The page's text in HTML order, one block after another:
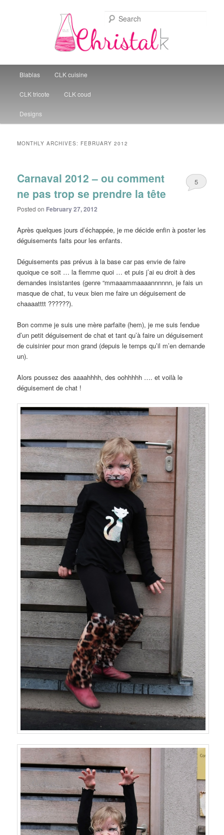
Christal Little Kitchen
Skip to primary content
Skip to secondary content
Blablas CLK cuisine
CLK tricote CLK coud
Designs
MONTHLY ARCHIVES: FEBRUARY 2012
Carnaval 2012 – ou comment
ne pas trop se prendre la tête
Posted on February 27, 2012
5
Après quelques jours d’échappée, je me décide enfin à poster les
déguisements faits pour les enfants.
Déguisements pas prévus à la base car pas envie de faire
quoique ce soit … la flemme quoi … et puis j’ai eu droit à des
demandes insistantes (genre “mmaaammaaaannnnnn, je fais un
masque de chat, tu veux bien me faire un déguisement de
chaaaatttt ??????).
Bon comme je suis une mère parfaite (hem), je me suis fendue
d’un petit déguisement de chat et tant qu’à faire un déguisement
de cuisinier pour mon grand (depuis le temps qu’il m’en demande
un).
Alors poussez des aaaahhhh, des oohhhhh …. et voilà le
déguisement de chat !